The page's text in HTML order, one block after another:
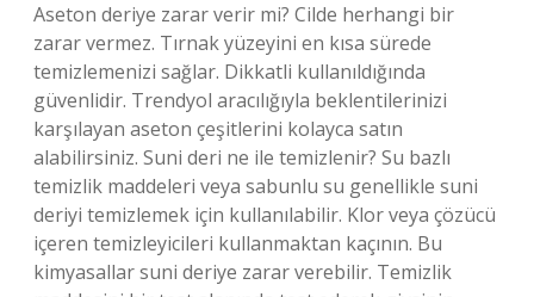
Aseton deriye zarar verir mi? Cilde herhangi bir
zarar vermez. Tırnak yüzeyini en kısa sürede
temizlemenizi sağlar. Dikkatli kullanıldığında
güvenlidir. Trendyol aracılığıyla beklentilerinizi
karşılayan aseton çeşitlerini kolayca satın
alabilirsiniz. Suni deri ne ile temizlenir? Su bazlı
temizlik maddeleri veya sabunlu su genellikle suni
deriyi temizlemek için kullanılabilir. Klor veya çözücü
içeren temizleyicileri kullanmaktan kaçının. Bu
kimyasallar suni deriye zarar verebilir. Temizlik